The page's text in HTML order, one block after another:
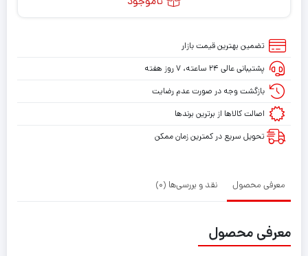
تضمین بهترین قیمت بازار
پشتیبانی عالی ۲۴ ساعته، ۷ روز هفته
بازگشت وجه در صورت عدم رضایت
اصالت کالاها از برترین برندها
تحویل سریع در کمترین زمان ممکن
معرفی محصول نقد و بررسی‌ها (0)
معرفی محصول